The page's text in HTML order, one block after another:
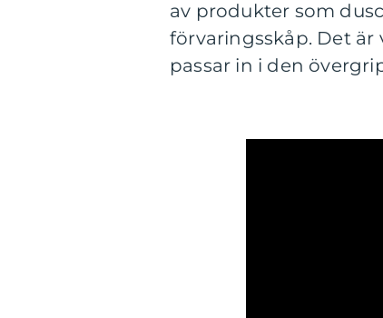
av produkter som
förvaringsskåp. Det
passar in i den